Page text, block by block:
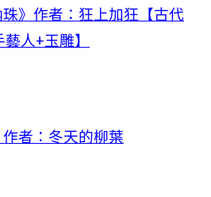
珠》作者：狂上加狂【古代
人+玉雕】
作者：冬天的柳葉